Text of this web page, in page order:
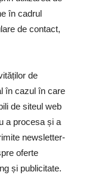
în cadrul
de contact,
de
în cazul în care
de siteul web
a procesa și a
newsletter-
oferte
și publicitate.